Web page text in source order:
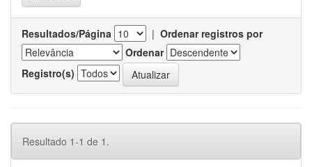
Resultados/Página | Ordenar registros por
Ordenar
Registro(s)
Resultado 1-1 de 1.